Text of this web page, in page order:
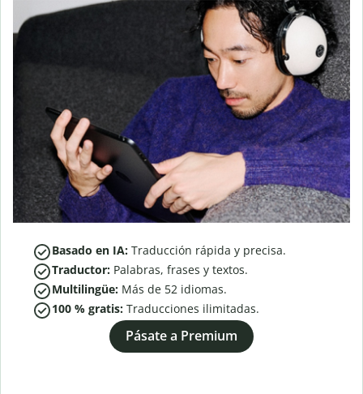
Basado en IA: Traducción rápida y precisa.
Traductor: Palabras, frases y textos.
Multilingüe: Más de 52 idiomas.
100 % gratis: Traducciones ilimitadas.
Pásate a Premium